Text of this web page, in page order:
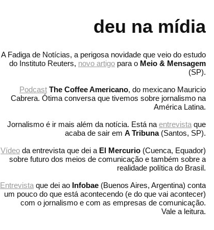
deu na mídia
A Fadiga de Notícias, a perigosa novidade que veio do estudo
do Instituto Reuters, novo artigo para o Meio & Mensagem
(SP).
Podcast The Coffee Americano, do mexicano Mauricio
Cabrera. Ótima conversa que tivemos sobre jornalismo na
América Latina.
Jornalismo é ir mais além da notícia. Está na entrevista que
acaba de sair em A Tribuna(Santos, SP).
Vídeo da entrevista que dei a El Mercurio (Cuenca, Equador)
sobre futuro dos meios de comunicação e também sobre a
realidade política do Brasil.
Entrevista que dei ao Infobae (Buenos Aires, Argentina) conta
um pouco do que está acontecendo (e do que vai acontecer)
com o jornalismo e com as empresas de comunicação.
Vale a leitura.